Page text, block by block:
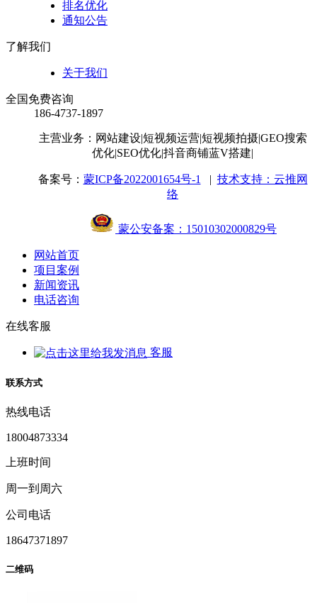
排名优化
通知公告
了解我们
关于我们
全国免费咨询
186-4737-1897
主营业务：网站建设|短视频运营|短视频拍摄|GEO搜索
优化|SEO优化|抖音商铺蓝V搭建|
备案号： 蒙ICP备2022001654号-1 | 技术支持：云推网
络
蒙公安备案：15010302000829号
网站首页
项目案例
新闻资讯
电话咨询
在线客服
客服
联系方式
热线电话
18004873334
上班时间
周一到周六
公司电话
18647371897
二维码